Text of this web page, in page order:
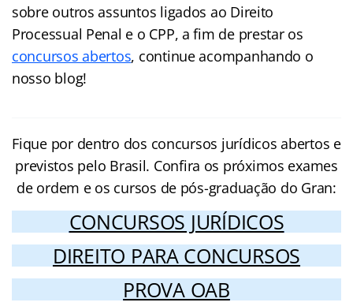
sobre outros assuntos ligados ao Direito
Processual Penal e o CPP, a fim de prestar os
concursos abertos, continue acompanhando o
nosso blog!
Fique por dentro dos concursos jurídicos abertos e
previstos pelo Brasil. Confira os próximos exames
de ordem e os cursos de pós-graduação do Gran:
CONCURSOS JURÍDICOS
DIREITO PARA CONCURSOS
PROVA OAB